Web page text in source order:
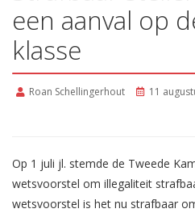
een aanval op
klasse
Roan Schellingerhout 11
Op 1 juli jl. stemde de Tweede
wetsvoorstel om illegaliteit
wetsvoorstel is het nu strafbaar